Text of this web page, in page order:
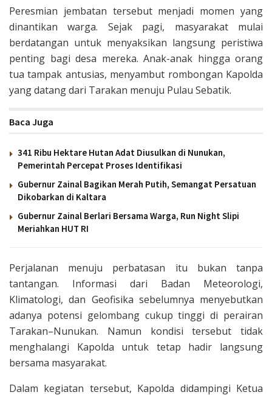
Peresmian jembatan tersebut menjadi momen yang
dinantikan warga. Sejak pagi, masyarakat mulai
berdatangan untuk menyaksikan langsung peristiwa
penting bagi desa mereka. Anak-anak hingga orang
tua tampak antusias, menyambut rombongan Kapolda
yang datang dari Tarakan menuju Pulau Sebatik.
Baca Juga
341 Ribu Hektare Hutan Adat Diusulkan di Nunukan,
Pemerintah Percepat Proses Identifikasi
Gubernur Zainal Bagikan Merah Putih, Semangat Persatuan
Dikobarkan di Kaltara
Gubernur Zainal Berlari Bersama Warga, Run Night Slipi
Meriahkan HUT RI
Perjalanan menuju perbatasan itu bukan tanpa
tantangan. Informasi dari Badan Meteorologi,
Klimatologi, dan Geofisika sebelumnya menyebutkan
adanya potensi gelombang cukup tinggi di perairan
Tarakan–Nunukan. Namun kondisi tersebut tidak
menghalangi Kapolda untuk tetap hadir langsung
bersama masyarakat.
Dalam kegiatan tersebut, Kapolda didampingi Ketua